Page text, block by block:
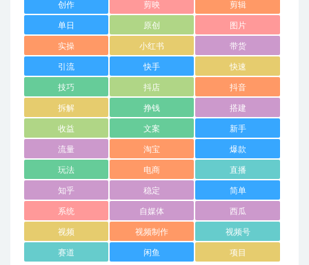
创作 剪映 剪辑
单日 原创 图片
实操 小红书 带货
引流 快手 快速
技巧 抖店 抖音
拆解 挣钱 搭建
收益 文案 新手
流量 淘宝 爆款
玩法 电商 直播
知乎 稳定 简单
系统 自媒体 西瓜
视频 视频制作 视频号
赛道 闲鱼 项目